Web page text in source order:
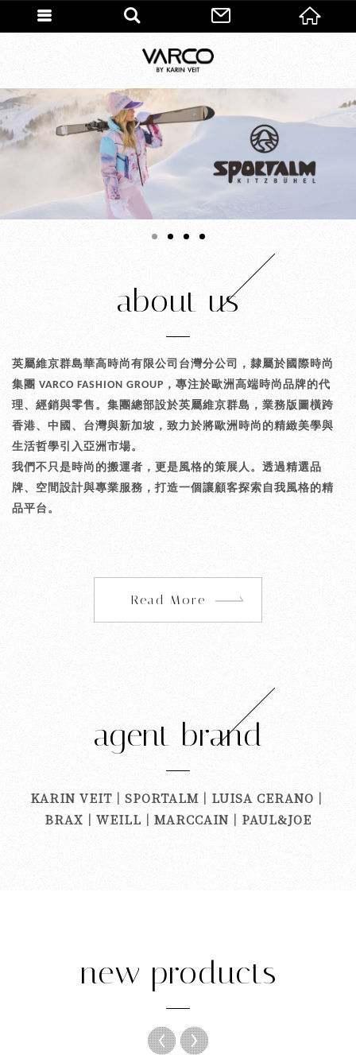
1 2 3 4
about us
英屬維京群島華高時尚有限公司台灣分公司，隸屬於國際時尚
集團 VARCO FASHION GROUP ，專注於歐洲高端時尚品牌的代
理、經銷與零售。集團總部設於英屬維京群島，業務版圖橫跨
香港、中國、台灣與新加坡，致力於將歐洲時尚的精緻美學與
生活哲學引入亞洲市場。
我們不只是時尚的搬運者，更是風格的策展人。透過精選品
牌、空間設計與專業服務，打造一個讓顧客探索自我風格的精
品平台。
Read More
agent brand
KARIN VEIT｜ SPORTALM｜ LUISA CERANO｜
BRAX｜WEILL ｜MARCCAIN ｜PAUL&JOE
new products
Previ Next